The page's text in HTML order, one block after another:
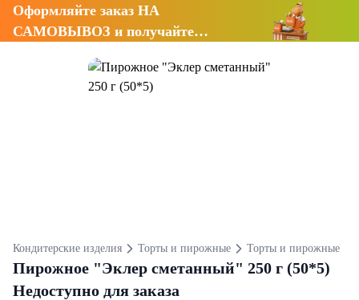
Оформляйте заказ НА
САМОВЫВОЗ и получайте
Кондитерские изделия Торты и пирожные Торты и пирожные
Пирожное "Эклер сметанный" 250 г (50*5)
Недоступно для заказа